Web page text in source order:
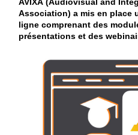
Association) a mis en place
ligne comprenant des
présentations et des